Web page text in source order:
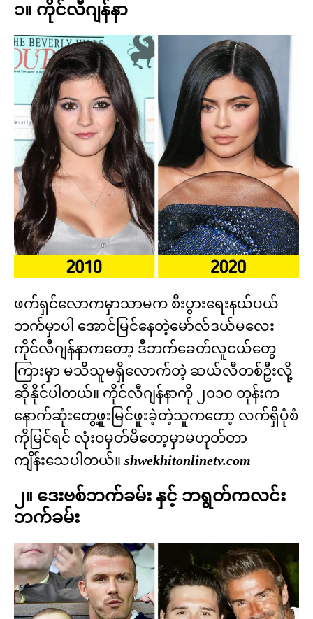
၁။ ကိုင်လီဂျန်နာ
ဖက်ရှင်လောကမှာသာမက စီးပွားရေးနယ်ပယ်
ဘက်မှာပါ အောင်မြင်နေတဲ့မော်လ်ဒယ်မလေး
ကိုင်လီဂျန်နာကတော့ ဒီဘက်ခေတ်လူငယ်တွေ
ကြားမှာ မသိသူမရှိလောက်တဲ့ ဆယ်လီတစ်ဦးလို့
ဆိုနိုင်ပါတယ်။ ကိုင်လီဂျန်နာကို ၂၀၁၀ တုန်းက
နောက်ဆုံးတွေ့ဖူးမြင်ဖူးခဲ့တဲ့သူကတော့ လက်ရှိပုံစံ
ကိုမြင်ရင် လုံးဝမှတ်မိတော့မှာမဟုတ်တာ
ကျိန်းသေပါတယ်။ shwekhitonlinetv.com
၂။ ဒေးဗစ်ဘက်ခမ်း နှင့် ဘရွတ်ကလင်း
ဘက်ခမ်း